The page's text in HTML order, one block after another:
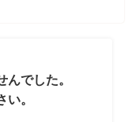
でした。
。